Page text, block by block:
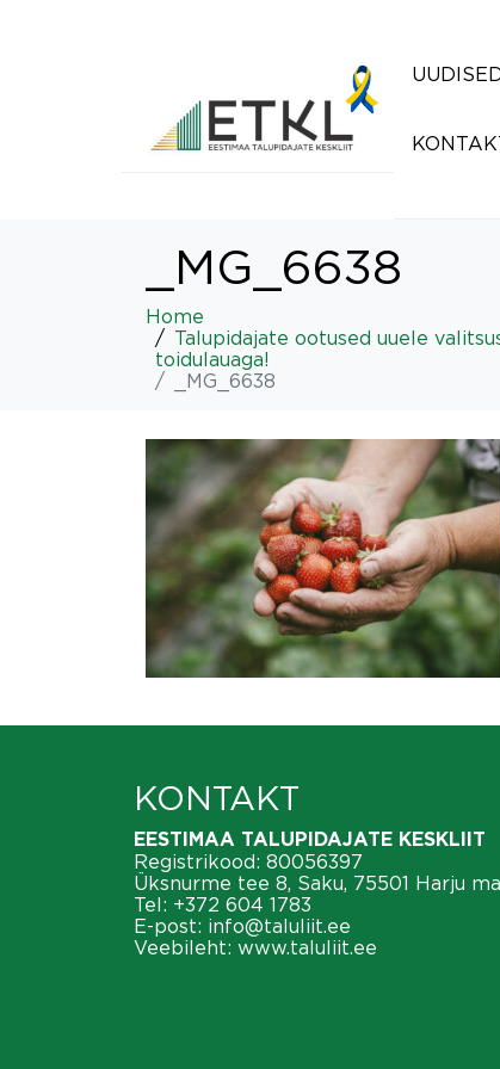
_MG_6638
Home
Talupidajate ootused uuele
toidulauaga!
_MG_6638
KONTAKT
EESTIMAA TALUPIDAJATE KESKLIIT
Registrikood: 80056397
Üksnurme tee 8, Saku, 75501 Harju
Tel: +372 604 1783
E-post: info@taluliit.ee
Veebileht: www.taluliit.ee